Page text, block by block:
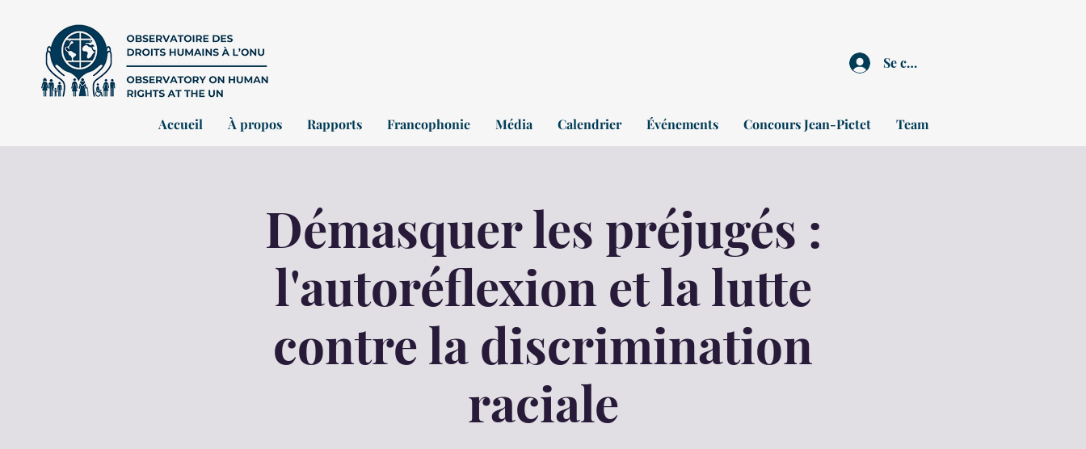
Se connecter
Accueil À propos Rapports Francophonie Média Calendrier Événements Concours Jean-Pictet Team
Démasquer les préjugés :
l'autoréflexion et la lutte
contre la discrimination
raciale